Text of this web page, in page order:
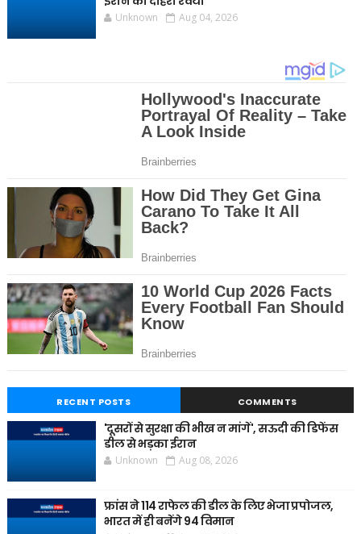
Unknown Aug 04, 2026
RECENT POSTS COMMENTS
'दूसरों से सुरक्षा की भीख न मांगें', सऊदी की डिफेंस
डील से भड़का ईरान
Unknown Aug 08, 2026
फ्रांस ने 114 राफेल की डील के लिए भेजा प्रपोजल,
भारत में ही बनेंगे 94 विमान